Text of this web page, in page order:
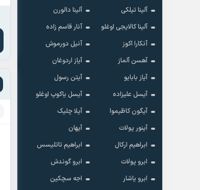
آلینا تیلکی
آلینا دالورن
آلینا کالایجی اوغلو
آنار قاسم زاده
آنکارا اکوز
آنیل دورموش
آهسن آلماز
آیاز اردوغان
آیاز بابایو
آیتن رسول
آیسل علیزاده
آیسل یاکوپ اوغلو
آیگون کاظیموا
آیلا چلیک
آینور پولات
آیهان
ابراهیم ارکال
ابراهیم تاتلیسس
ابرو پولات
ابرو گوندش
ابرو یاشار
اجه سچکین